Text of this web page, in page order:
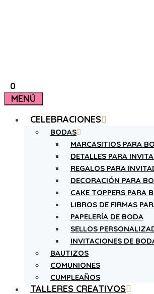
0
MENÚ
CELEBRACIONES
BODAS
MARCASITIOS PARA
DETALLES PARA
REGALOS PARA
DECORACIÓN PARA
CAKE TOPPERS PARA
LIBROS DE FIRMAS
PAPELERÍA DE BODA
SELLOS
INVITACIONES DE
BAUTIZOS
COMUNIONES
CUMPLEAÑOS
TALLERES CREATIVOS